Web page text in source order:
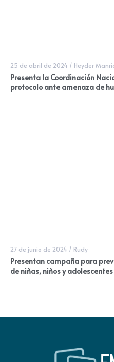
25 de abril de 2024 / Heyder
Presenta la Coordinación
protocolo ante amenaza de
27 de junio de 2024 / Rudy
Presentan campaña para
de niñas, niños y adolescentes